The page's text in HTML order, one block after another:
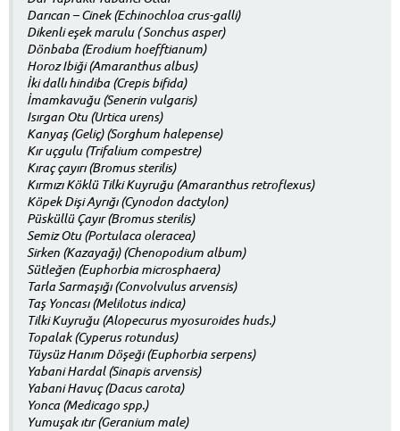
Darıcan – Cinek (Echinochloa crus-galli)
Dikenli eşek marulu ( Sonchus asper)
Dönbaba (Erodium hoefftianum)
Horoz Ibiği (Amaranthus albus)
İki dallı hindiba (Crepis bifida)
İmamkavuğu (Senerin vulgaris)
Isırgan Otu (Urtica urens)
Kanyaş (Geliç) (Sorghum halepense)
Kır uçgulu (Trifalium compestre)
Kıraç çayırı (Bromus sterilis)
Kırmızı Köklü Tilki Kuyruğu (Amaranthus retroflexus)
Köpek Dişi Ayrığı (Cynodon dactylon)
Püsküllü Çayır (Bromus sterilis)
Semiz Otu (Portulaca oleracea)
Sirken (Kazayağı) (Chenopodium album)
Sütleğen (Euphorbia microsphaera)
Tarla Sarmaşığı (Convolvulus arvensis)
Taş Yoncası (Melilotus indica)
Tilki Kuyruğu (Alopecurus myosuroides huds.)
Topalak (Cyperus rotundus)
Tüysüz Hanım Döşeği (Euphorbia serpens)
Yabani Hardal (Sinapis arvensis)
Yabani Havuç (Dacus carota)
Yonca (Medicago spp.)
Yumuşak ıtır (Geranium male)